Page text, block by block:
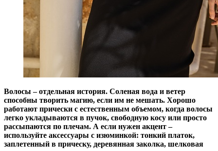
Волосы – отдельная история. Соленая вода и ветер
способны творить магию, если им не мешать. Хорошо
работают прически с естественным объемом, когда волосы
легко укладываются в пучок, свободную косу или просто
рассыпаются по плечам. А если нужен акцент –
используйте аксессуары с изюминкой: тонкий платок,
заплетенный в прическу, деревянная заколка, шелковая